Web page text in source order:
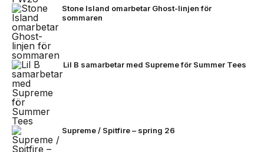
Stone Island omarbetar Ghost-linjen för
sommaren
Lil B samarbetar med Supreme för Summer Tees
Supreme / Spitfire – spring 26